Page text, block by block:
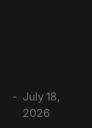
- July 18,
2026